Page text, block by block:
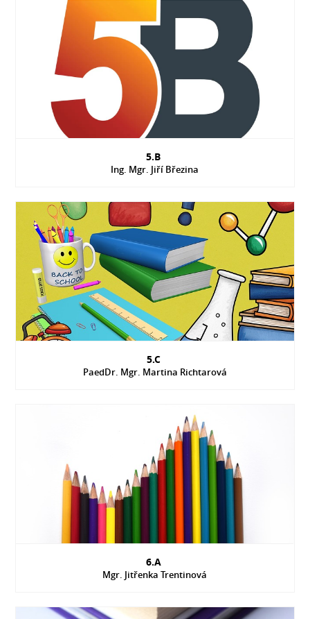
5.B
Ing. Mgr. Jiří Březina
5.C
PaedDr. Mgr. Martina Richtarová
6.A
Mgr. Jitřenka Trentinová